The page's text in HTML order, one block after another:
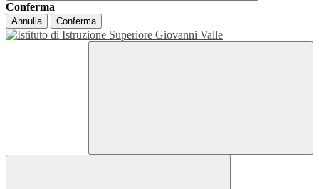
Conferma
Annulla Conferma